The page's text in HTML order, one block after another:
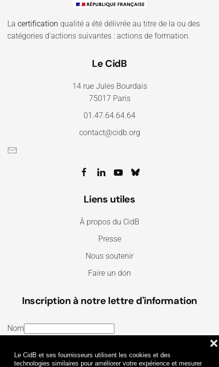
Le CidB et ses fournisseurs utilisent les cookies et des
technologies similaires pour améliorer votre expérience et mesurer
❌
La certification qualité a été délivrée au titre de la ou des
catégories d'actions suivantes : actions de formation.
Le CidB
14 rue Jules Bourdais
75017 Paris
01.47.64.64.64
contact@cidb.org
Liens utiles
À propos du CidB
Presse
Nous soutenir
Faire un don
Inscription à notre lettre d'information
Nom
J’ai lu et j’accepte lesTermes et conditionset la